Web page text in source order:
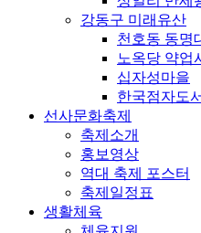
강동구 미래유산
천호동 동명
노옥당 약업
십자성마을
한국점자도
선사문화축제
축제소개
홍보영상
역대 축제 포스터
축제일정표
생활체육